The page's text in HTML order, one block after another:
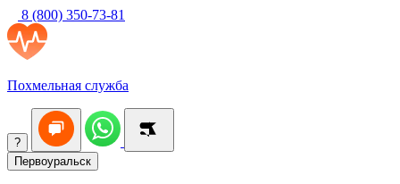
8 (800) 350-73-81
Похмельная служба
?
Первоуральск